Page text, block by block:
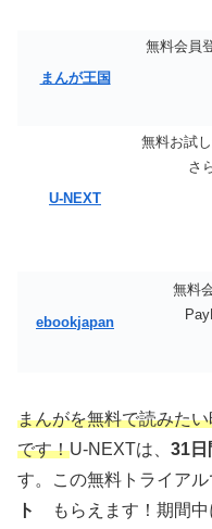
まんが王国
無料会員
U-NEXT
無料お試
さ
ebookjapan
無料
まんがを無料で読みた
です！U-NEXTは、 31日
す。この無料トライアル
ト
もらえます！期間